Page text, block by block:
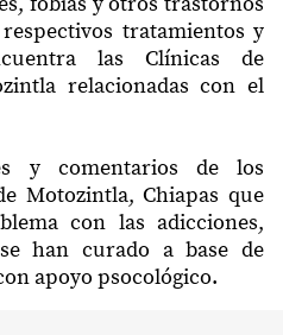
tratamientos y
las Clínicas de
relacionadas con el
y comentarios de los
Motozintla, Chiapas que
con las adicciones,
han curado a base de
apoyo psocológico.